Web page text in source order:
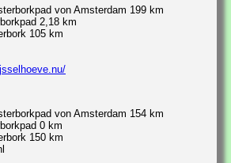
von Amsterdam 199 km
2,18 km
105 km
von Amsterdam 154 km
0 km
150 km